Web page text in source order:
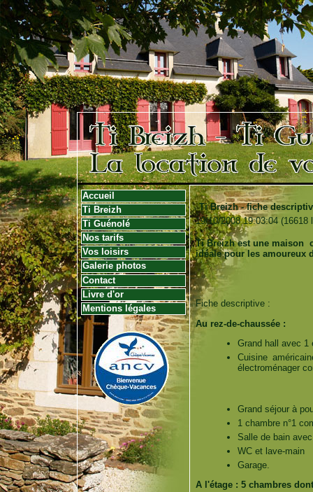
Accueil
Ti Breizh
Ti Guénolé
Nos tarifs
Vos loisirs
Galerie photos
Contact
Livre d'or
Mentions légales
Ti Breizh - fiche
19/10/2008 19:03:04 (16618
Ti Breizh est une maison
idéale pour les amoureux
Fiche descriptive :
Au rez-de-chaussée :
Grand hall avec 1
Cuisine
électroménager
Grand séjour à
1 chambre n°1
Salle de bain
WC et lave-main
Garage.
A l'étage : 5 chambres